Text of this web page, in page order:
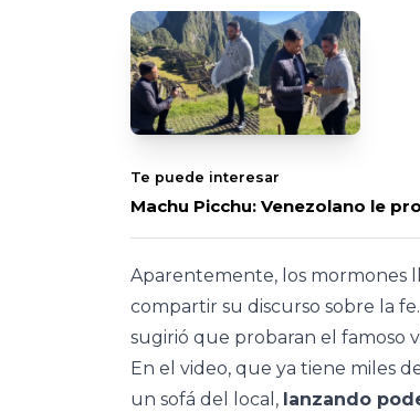
Te puede interesar
Machu Picchu: Venezolano le
Aparentemente, los mormones
compartir su discurso sobre la
sugirió que probaran el famoso
En el video, que ya tiene miles
un sofá del local, lanzando